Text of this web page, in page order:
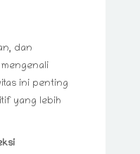
dan
ini penting
yang lebih